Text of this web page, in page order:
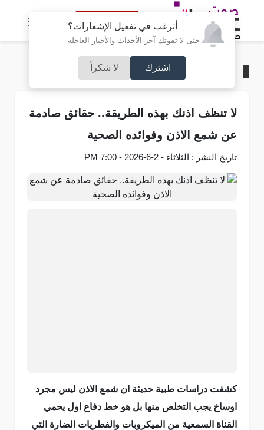
أترغب في تفعيل الإشعارات؟
حتى لا تفوتك آخر الأحداث والأخبار العاجلة
اشترك لا شكراً
النسخة الكاملة
منوعات
لا تنظف اذنك بهذه الطريقة.. حقائق صادمة
عن شمع الاذن وفوائده الصحية
تاريخ النشر : الثلاثاء - 2-6-2026 - 7:00 PM
كشفت دراسات طبية حديثة ان شمع الاذن ليس مجرد
اوساخ يجب التخلص منها بل هو خط دفاع اول يحمي
القناة السمعية من الميكروبات والفطريات الضارة التي